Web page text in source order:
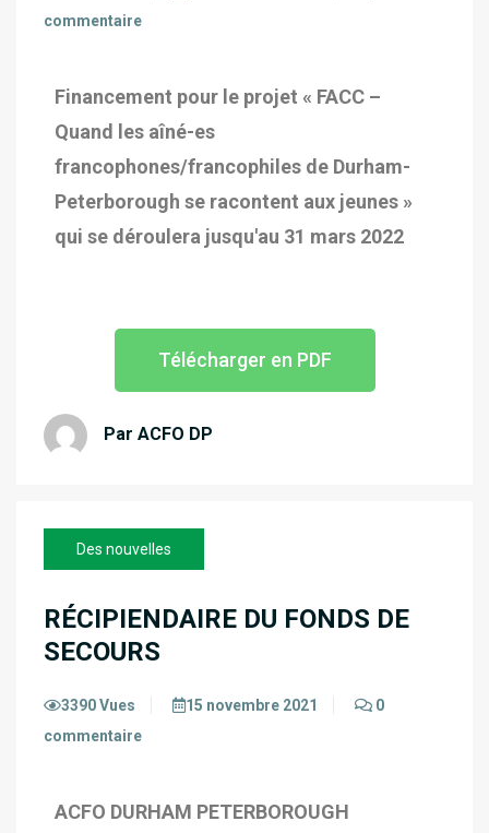
commentaire
Financement pour le projet « FACC –
Quand les aîné-es
francophones/francophiles de Durham-
Peterborough se racontent aux jeunes »
qui se déroulera jusqu'au 31 mars 2022
Télécharger en PDF
Par ACFO DP
Des nouvelles
RÉCIPIENDAIRE DU FONDS DE
SECOURS
3390 Vues 15 novembre 2021
0
commentaire
ACFO DURHAM PETERBOROUGH